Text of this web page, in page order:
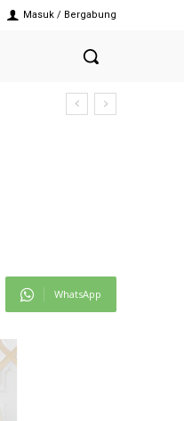
Masuk / Bergabung
WhatsApp